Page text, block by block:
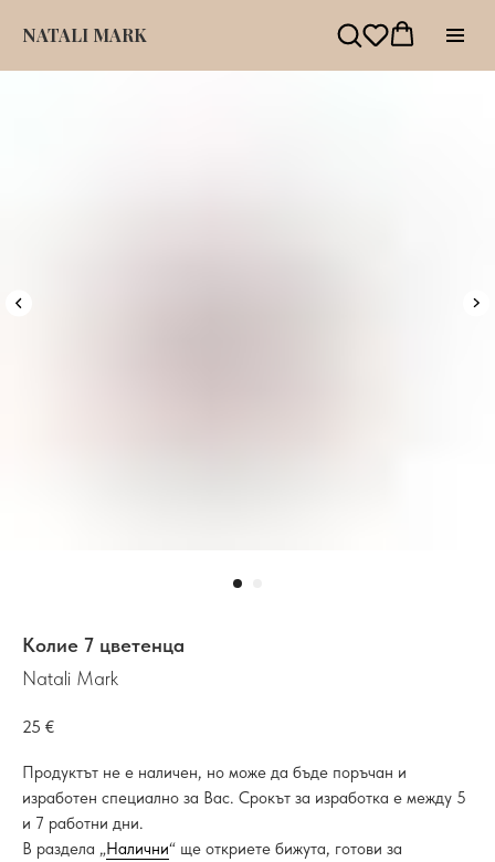
NATALI MARK
Колие 7 цветенца
Natali Mark
25 €
Продуктът не е наличен, но може да бъде поръчан и
изработен специално за Вас. Срокът за изработка е между 5
и 7 работни дни.
В раздела „Налични“ ще откриете бижута, готови за